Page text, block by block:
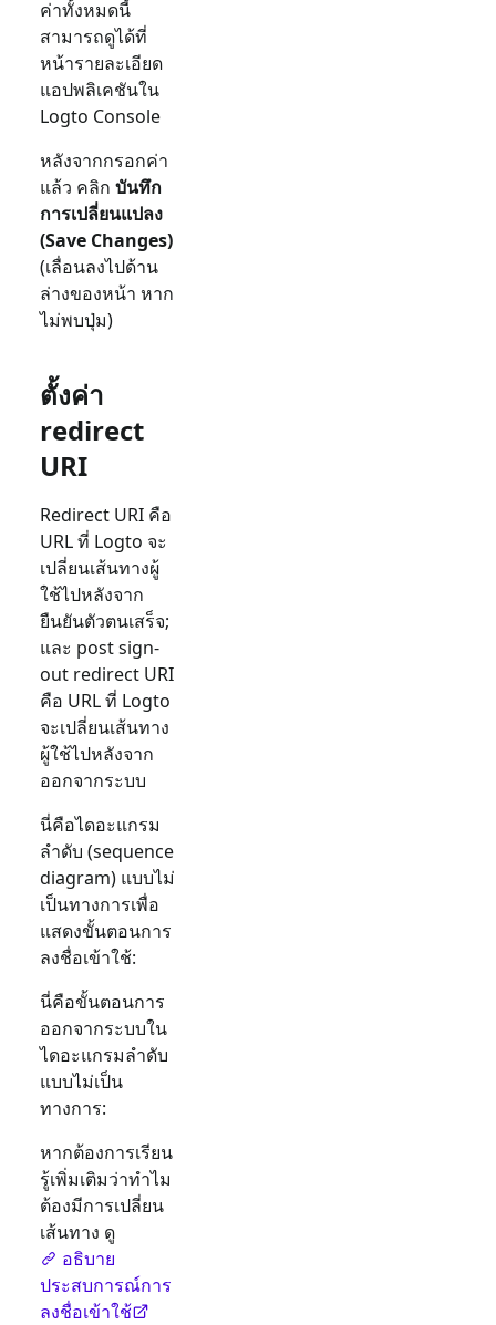
ค่าทั้งหมดนี้
สามารถดูได้ที่
หน้ารายละเอียด
แอปพลิเคชันใน
Logto Console
หลังจากกรอกค่า
แล้ว คลิก บันทึก
การเปลี่ยนแปลง
(Save Changes)
(เลื่อนลงไปด้าน
ล่างของหน้า หาก
ไม่พบปุ่ม)
ตั้งค่า
redirect
URI
Redirect URI คือ
URL ที่ Logto จะ
เปลี่ยนเส้นทางผู้
ใช้ไปหลังจาก
ยืนยันตัวตนเสร็จ;
และ post sign-
out redirect URI
คือ URL ที่ Logto
จะเปลี่ยนเส้นทาง
ผู้ใช้ไปหลังจาก
ออกจากระบบ
นี่คือไดอะแกรม
ลำดับ (sequence
diagram) แบบไม่
เป็นทางการเพื่อ
แสดงขั้นตอนการ
ลงชื่อเข้าใช้:
นี่คือขั้นตอนการ
ออกจากระบบใน
ไดอะแกรมลำดับ
แบบไม่เป็น
ทางการ:
หากต้องการเรียน
รู้เพิ่มเติมว่าทำไม
ต้องมีการเปลี่ยน
เส้นทาง ดู
อธิบาย
ประสบการณ์การ
ลงชื่อเข้าใช้